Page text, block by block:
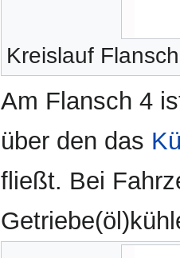
Kreislauf
Am Flansch 4
über den das
fließt. Bei